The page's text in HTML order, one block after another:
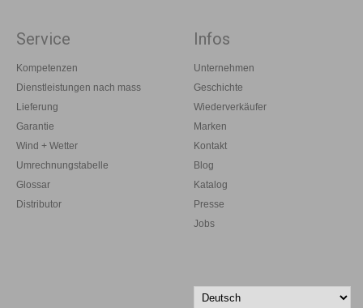
Service
Kompetenzen
Dienstleistungen nach mass
Lieferung
Garantie
Wind + Wetter
Umrechnungstabelle
Glossar
Distributor
Infos
Unternehmen
Geschichte
Wiederverkäufer
Marken
Kontakt
Blog
Katalog
Presse
Jobs